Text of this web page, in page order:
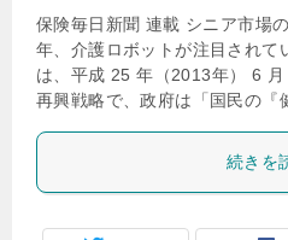
保険毎日新聞 連載 シニア市場
年、介護ロボットが注目されて
は、平成 25 年（2013年） 6
再興戦略で、政府は「国民の
続きを